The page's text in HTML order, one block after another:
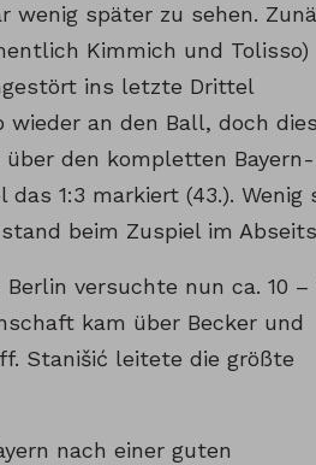
wenig später zu sehen.
Kimmich und Tolisso)
ins letzte Drittel
wieder an den Ball, doch
den kompletten Bayern-
1:3 markiert (43.). Wenig
beim Zuspiel im
versuchte nun ca. 10 –
kam über Becker und
Stanišić leitete die größte
nach einer guten